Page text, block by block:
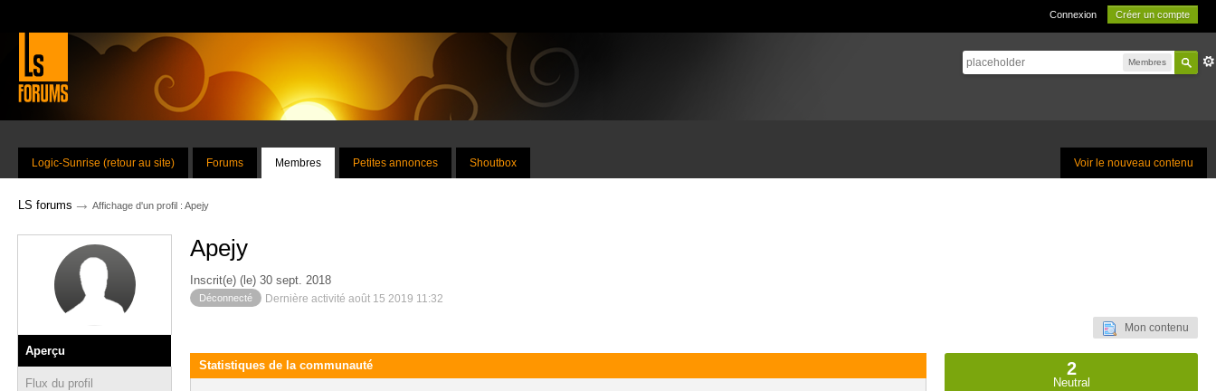
Connexion Créer un compte
Membres
Voir le nouveau contenu
Logic-Sunrise (retour au site) Forums Membres Petites annonces Shoutbox
LS forums → Affichage d'un profil : Apejy
Aperçu
Flux du profil
Apejy
Inscrit(e) (le) 30 sept. 2018
Déconnecté Dernière activité août 15 2019 11:32
Mon contenu
Statistiques de la communauté 2
Neutral